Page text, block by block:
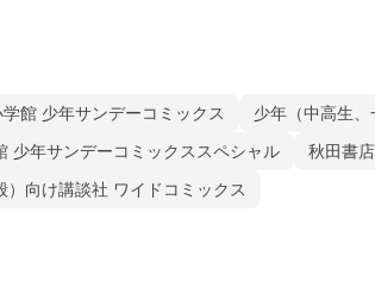
学館 少年サンデーコミックス
少年（中高生
少年サンデーコミックススペシャル
秋田書
）向け講談社 ワイドコミックス